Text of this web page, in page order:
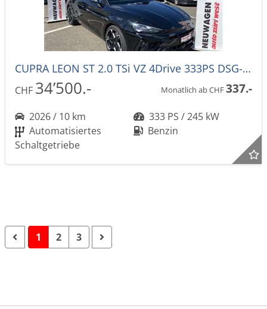
CUPRA LEON ST 2.0 TSi VZ 4Drive 333PS DSG-Automat -43%!
CHF 34’500.- Monatlich ab CHF337.-
2026 / 10 km
333 PS / 245 kW
Automatisiertes
Schaltgetriebe
Benzin
1 2 3